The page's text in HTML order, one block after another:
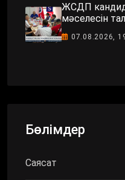
ЖСДП
мәселесін
07.08.2026,
Бөлімдер
Саясат